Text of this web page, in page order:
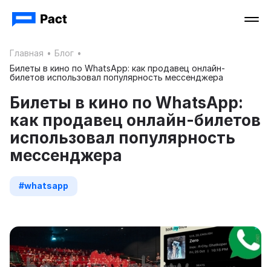
Главная • Блог •
Билеты в кино по WhatsApp: как продавец онлайн-
билетов использовал популярность мессенджера
Билеты в кино по WhatsApp:
как продавец онлайн-билетов
использовал популярность
мессенджера
#whatsapp